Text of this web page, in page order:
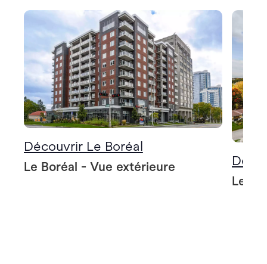
Découvrir Le Boréal
Le Boréal - Vue extérieure
Le